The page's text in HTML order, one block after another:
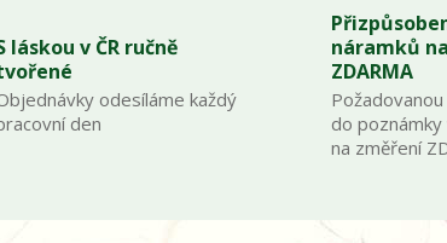
láskou v ČR ručně
odesíláme každý
den
náramků
ZDARMA
do poznámky
na změření